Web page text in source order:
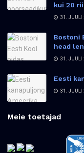
kui 20
31. JUULI
Bostoni
head
31. JUULI
Eesti
31. JUULI
Meie toetajad